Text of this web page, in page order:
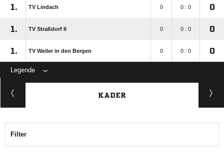
1. TV Lindach 0 0 : 0 0
1. TV Straßdorf II 0 0 : 0 0
1. TV Weiler in den Bergen 0 0 : 0 0
Legende
KADER
Filter